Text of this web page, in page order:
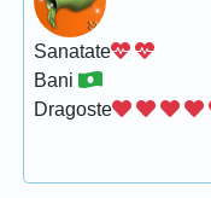
Sanatate
Bani
Dragoste